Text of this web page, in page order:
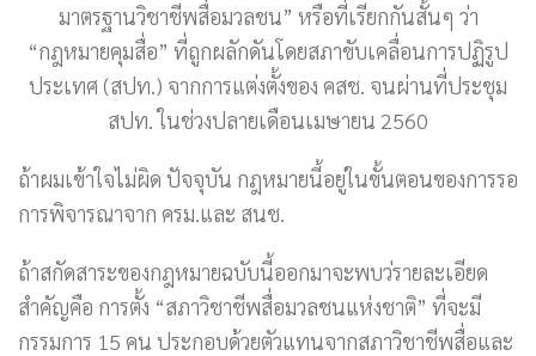
มาตรฐานวิชาชีพสื่อมวลชน” หรือที่เรียกกันสั้นๆ ว่า
“กฎหมายคุมสื่อ” ที่ถูกผลักดันโดยสภาขับเคลื่อนการปฏิรูป
ประเทศ (สปท.) จากการแต่งตั้งของ คสช. จนผ่านที่ประชุม
สปท. ในช่วงปลายเดือนเมษายน 2560
ถ้าผมเข้าใจไม่ผิด ปัจจุบัน กฎหมายนี้อยู่ในขั้นตอนของการรอ
การพิจารณาจาก ครม.และ สนช.
ถ้าสกัดสาระของกฎหมายฉบับนี้ออกมาจะพบว่รายละเอียด
สำคัญคือ การตั้ง “สภาวิชาชีพสื่อมวลชนแห่งชาติ” ที่จะมี
กรรมการ 15 คน ประกอบด้วยตัวแทนจากสภาวิชาชีพสื่อและ